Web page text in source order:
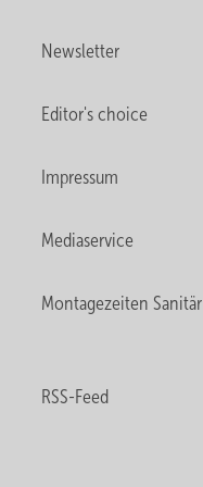
Newsletter
Editor's choice
Impressum
Mediaservice
Montagezeiten Sanitär
RSS-Feed